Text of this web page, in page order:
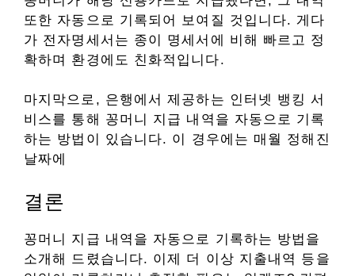
또한 자동으로 기록되어 보여질 것입니다. 게다
가 전자명세서는 종이 명세서에 비해 빠르고 정
확하며 환경에도 친화적입니다.
마지막으로, 은행에서 제공하는 인터넷 뱅킹 서
비스를 통해 꽁머니 지급 내역을 자동으로 기록
하는 방법이 있습니다. 이 경우에는 매월 정해진
날짜에
결론
꽁머니 지급 내역을 자동으로 기록하는 방법을
소개해 드렸습니다. 이제 더 이상 지출내역 등을